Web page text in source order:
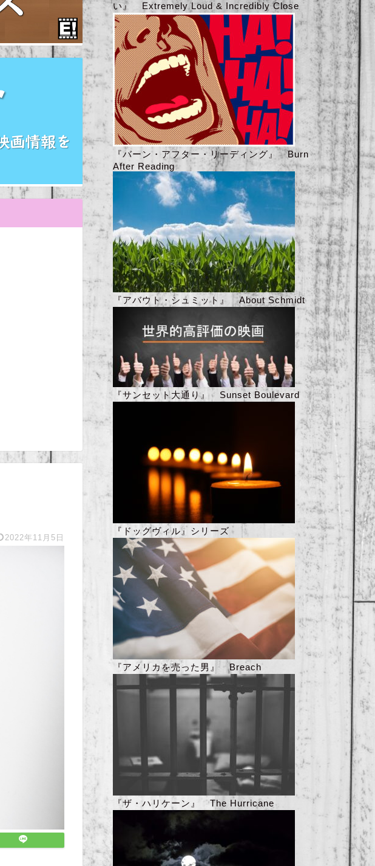
2022年11月5日
い』 Extremely Loud & Incredibly Close
『バーン・アフター・リーディング』 Burn
After Reading
『アバウト・シュミット』 About Schmidt
『サンセット大通り』 Sunset Boulevard
『ドッグヴィル』シリーズ
『アメリカを売った男』 Breach
『ザ・ハリケーン』 The Hurricane